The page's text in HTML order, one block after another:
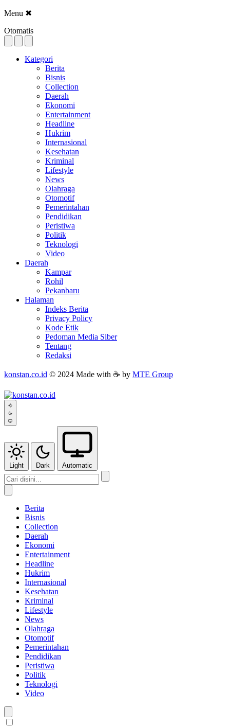
Menu ✖
Otomatis
Kategori
Berita
Bisnis
Collection
Daerah
Ekonomi
Entertainment
Headline
Hukrim
Internasional
Kesehatan
Kriminal
Lifestyle
News
Olahraga
Otomotif
Pemerintahan
Pendidikan
Peristiwa
Politik
Teknologi
Video
Daerah
Kampar
Rohil
Pekanbaru
Halaman
Indeks Berita
Privacy Policy
Kode Etik
Pedoman Media Siber
Tentang
Redaksi
konstan.co.id © 2024 Made with ☕ by MTE Group
Light Dark Automatic
Berita
Bisnis
Collection
Daerah
Ekonomi
Entertainment
Headline
Hukrim
Internasional
Kesehatan
Kriminal
Lifestyle
News
Olahraga
Otomotif
Pemerintahan
Pendidikan
Peristiwa
Politik
Teknologi
Video